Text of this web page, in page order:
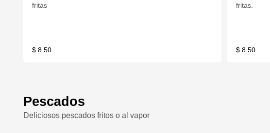
fritas
$ 8.50
fritas.
$ 8.50
Pescados
Deliciosos pescados fritos o al vapor